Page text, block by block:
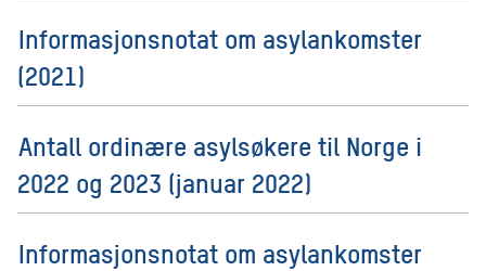
Informasjonsnotat om asylankomster
(2021)
Antall ordinære asylsøkere til Norge i
2022 og 2023 (januar 2022)
Informasjonsnotat om asylankomster